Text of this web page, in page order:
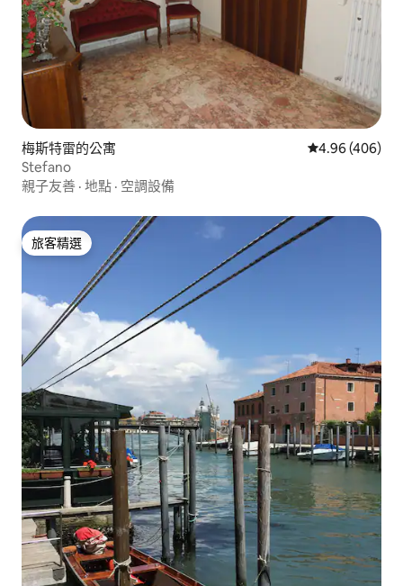
梅斯特雷的公寓 從 406 則評價
4.96 (406)
Stefano
親子友善 · 地點 · 空調設備
旅客精選
旅客精選